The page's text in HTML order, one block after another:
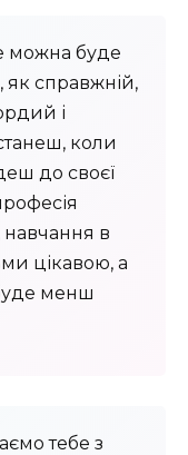
можна буде
як справжній,
і
коли
до своєї
навчання в
цікавою, а
менш
тебе з